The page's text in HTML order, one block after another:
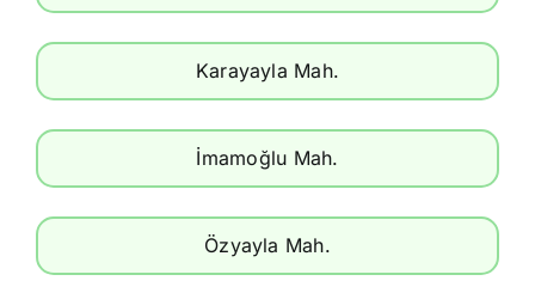
Karayayla Mah.
İmamoğlu Mah.
Özyayla Mah.